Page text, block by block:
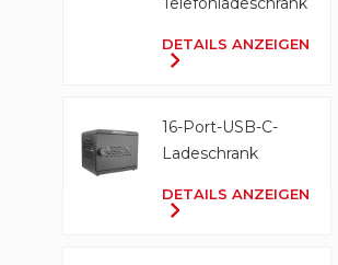
DETAILS ANZEIGEN
16-Port-USB-C-
Ladeschrank
DETAILS ANZEIGEN